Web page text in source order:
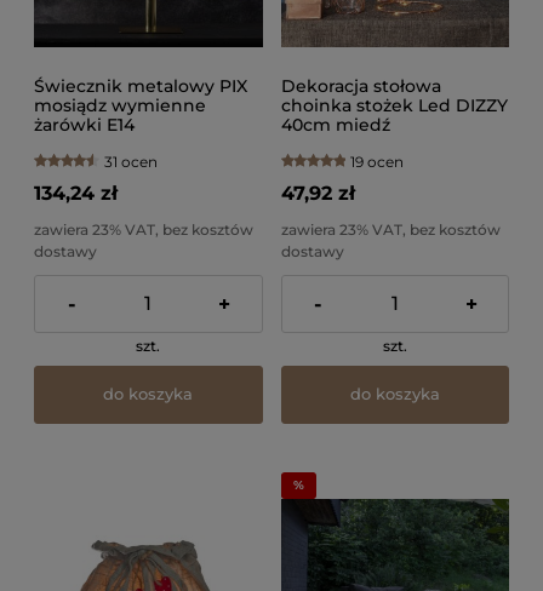
Świecznik metalowy PIX
mosiądz wymienne
żarówki E14
31 ocen
134,24 zł
zawiera 23% VAT, bez kosztów
dostawy
- +
szt.
do koszyka
Dekoracja stołowa
choinka stożek Led DIZZY
40cm miedź
19 ocen
47,92 zł
zawiera 23% VAT, bez kosztów
dostawy
- +
szt.
do koszyka